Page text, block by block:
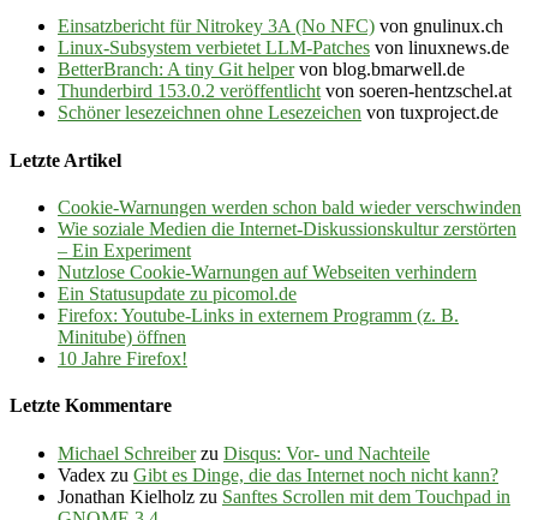
Einsatzbericht für Nitrokey 3A (No NFC) von gnulinux.ch
Linux-Subsystem verbietet LLM-Patches von linuxnews.de
BetterBranch: A tiny Git helpervon blog.bmarwell.de
Thunderbird 153.0.2 veröffentlichtvon soeren-hentzschel.at
Schöner lesezeichnen ohne Lesezeichen von tuxproject.de
Letzte Artikel
Cookie-Warnungen werden schon bald wieder verschwinden
Wie soziale Medien die Internet-Diskussionskultur zerstörten
– Ein Experiment
Nutzlose Cookie-Warnungen auf Webseiten verhindern
Ein Statusupdate zu picomol.de
Firefox: Youtube-Links in externem Programm (z. B.
Minitube) öffnen
10 Jahre Firefox!
Letzte Kommentare
Michael Schreiberzu Disqus: Vor- und Nachteile
Vadex zu Gibt es Dinge, die das Internet noch nicht kann?
Jonathan Kielholz zu Sanftes Scrollen mit dem Touchpad in